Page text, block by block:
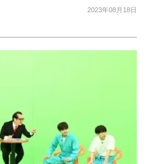
2023年08月18日